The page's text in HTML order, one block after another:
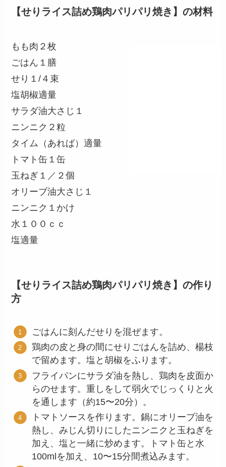
【せりライス詰め鶏肉パリパリ焼き】の材料
もも肉２枚
ごはん１膳
せり１/４束
塩胡椒適量
サラダ油大さじ１
ニンニク２粒
タイム（あれば）適量
トマト缶１缶
玉ねぎ１／２個
オリーブ油大さじ１
ニンニク１かけ
水１００ｃｃ
塩適量
【せりライス詰め鶏肉パリパリ焼き】の作り
方
ごはんに刻んだせりを混ぜます。
鶏肉の皮と身の間にせりごはんを詰め、楊枝
で留めます。塩と胡椒をふります。
フライパンにサラダ油を熱し、鶏肉を皮面か
らのせます。重しをして弱火でじっくりと火
を通します（約15〜20分）。
トマトソースを作ります。鍋にオリーブ油を
熱し、みじん切りにしたニンニクと玉ねぎを
加え、塩と一緒に炒めます。トマト缶と水
100mlを加え、10〜15分間煮込みます。